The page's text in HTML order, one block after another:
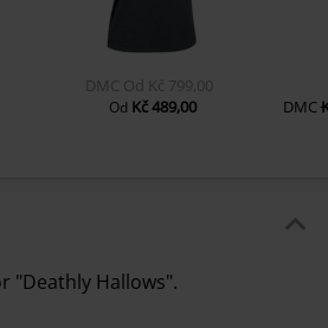
DMC Od Kč 799,00
Od Kč 489,00 DMC
"Deathly Hallows".